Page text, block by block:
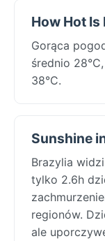
How Hot
Gorąca
średnio
38°C.
Sunshine
Brazylia
tylko 2.6h
regionów.
ale